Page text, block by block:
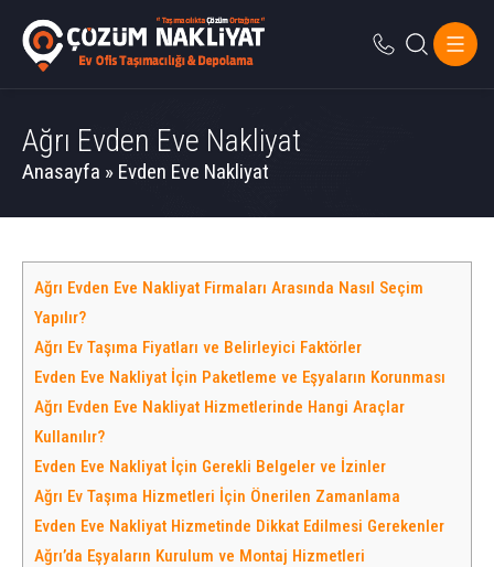
Ağrı Evden Eve Nakliyat
Anasayfa » Evden Eve Nakliyat
Ağrı Evden Eve Nakliyat Firmaları Arasında Nasıl Seçim
Yapılır?
Ağrı Ev Taşıma Fiyatları ve Belirleyici Faktörler
Evden Eve Nakliyat İçin Paketleme ve Eşyaların Korunması
Ağrı Evden Eve Nakliyat Hizmetlerinde Hangi Araçlar
Kullanılır?
Evden Eve Nakliyat İçin Gerekli Belgeler ve İzinler
Ağrı Ev Taşıma Hizmetleri İçin Önerilen Zamanlama
Evden Eve Nakliyat Hizmetinde Dikkat Edilmesi Gerekenler
Ağrı’da Eşyaların Kurulum ve Montaj Hizmetleri